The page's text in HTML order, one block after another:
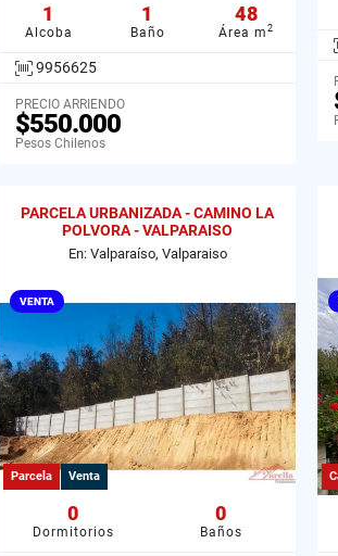
1
Alcoba
1
Baño
48
Área m 2
9956625
PRECIO ARRIENDO
$550.000
Pesos Chilenos
PARCELA URBANIZADA - CAMINO LA
POLVORA - VALPARAISO
En: Valparaíso, Valparaiso
VENTA
Parcela Venta
0
Dormitorios
0
Baños